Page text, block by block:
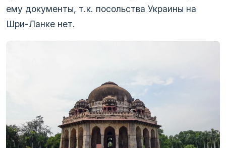
ему документы, т.к. посольства Украины на
Шри-Ланке нет.